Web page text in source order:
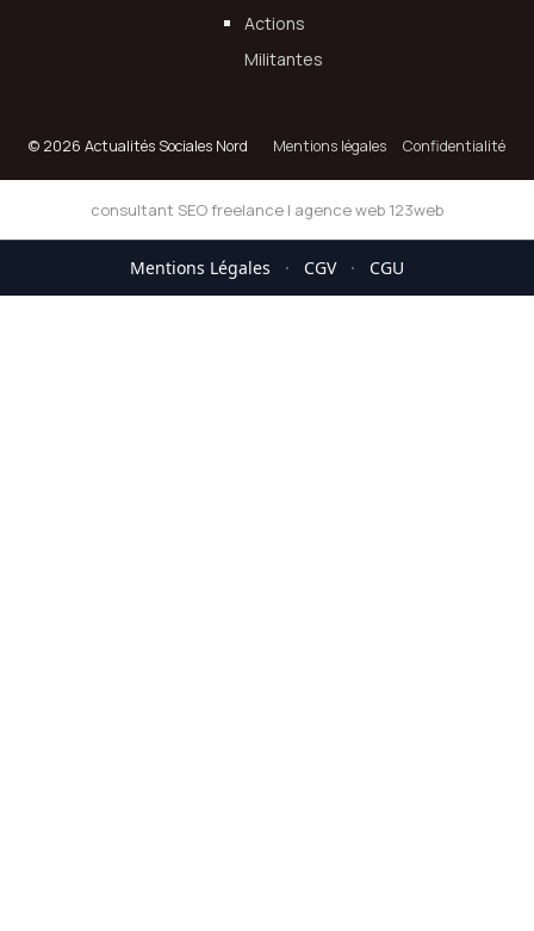
Actions
Militantes
© 2026 Actualités Sociales Nord Mentions légales Confidentialité
consultant SEO freelance | agence web 123web
Mentions Légales · CGV · CGU